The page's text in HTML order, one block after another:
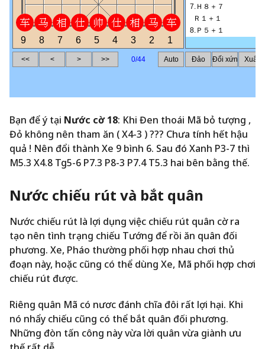
Bạn để ý tại Nước cờ 18: Khi Đen thoái Mã bỏ tượng ,
Đỏ không nên tham ăn ( X4-3 ) ??? Chưa tính hết hậu
quả ! Nên đổi thành Xe 9 bình 6. Sau đó Xanh P3-7 thì
M5.3 X4.8 Tg5-6 P7.3 P8-3 P7.4 T5.3 hai bên bằng thế.
Nước chiếu rút và bắt quân
Nước chiếu rút là lợi dụng việc chiếu rút quân cờ ra
tạo nên tình trạng chiếu Tướng để rồi ăn quân đối
phương. Xe, Pháo thường phối hợp nhau chơi thủ
đoạn này, hoặc cũng có thể dùng Xe, Mã phối hợp chơi
chiếu rút được.
Riêng quân Mã có nươc đánh chĩa đôi rất lợi hại. Khi
nó nhẩy chiếu cũng có thể bắt quân đối phương.
Những đòn tấn công này vừa lời quân vừa giành ưu